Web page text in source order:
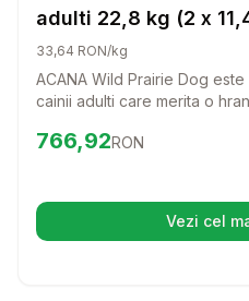
adulti 22,8 kg (2 x
33,64 RON/kg
ACANA Wild Prairie Dog
cainii adulti care merita o
hrana uscata va aduce
Preț: 766.92 RON
766,92RON
Vezi cel